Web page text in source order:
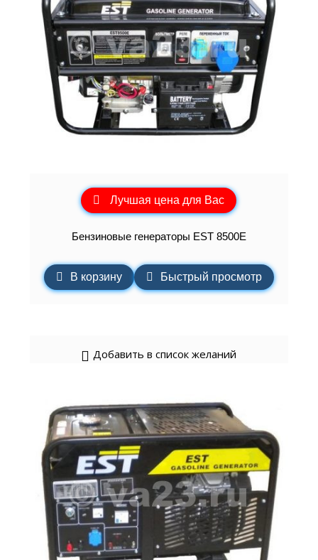
Лучшая цена для Вас
Бензиновые генераторы EST 8500E
В корзину Быстрый просмотр
Добавить в список желаний